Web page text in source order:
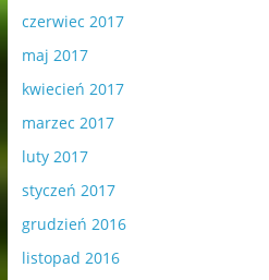
czerwiec 2017
maj 2017
kwiecień 2017
marzec 2017
luty 2017
styczeń 2017
grudzień 2016
listopad 2016